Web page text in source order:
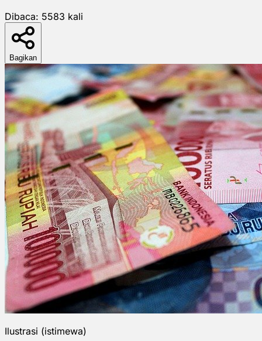
Dibaca: 5583 kali
Bagikan
Ilustrasi (istimewa)